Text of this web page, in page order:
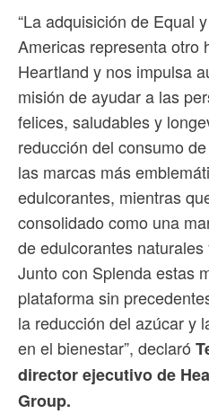
“La adquisición de Equal
Americas representa otro
Heartland y nos impulsa
misión de ayudar a las
felices, saludables y
reducción del consumo
las marcas más
edulcorantes, mientras
consolidado como una
de edulcorantes
Junto con Splenda estas
plataforma sin
la reducción del azúcar y
en el bienestar”, declaró
director ejecutivo de
Group.